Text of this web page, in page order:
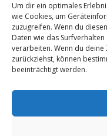
Um dir ein optimales
wie Cookies, um
zuzugreifen. Wenn du
Daten wie das
verarbeiten. Wenn du
zurückziehst, können
beeinträchtigt werden.